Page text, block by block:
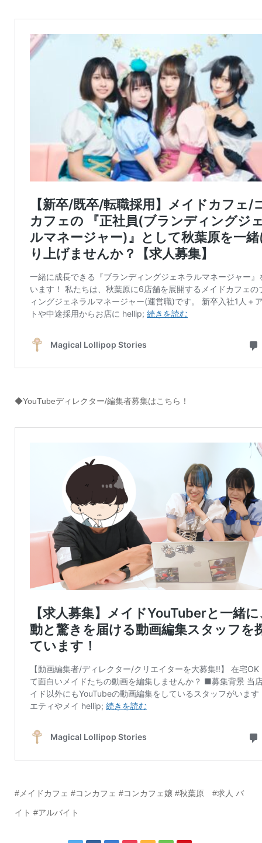
◆YouTubeディレクター/編集者募集はこちら！
#メイドカフェ #コンカフェ #コンカフェ嬢 #秋葉原 #求人 バ
イト #アルバイト